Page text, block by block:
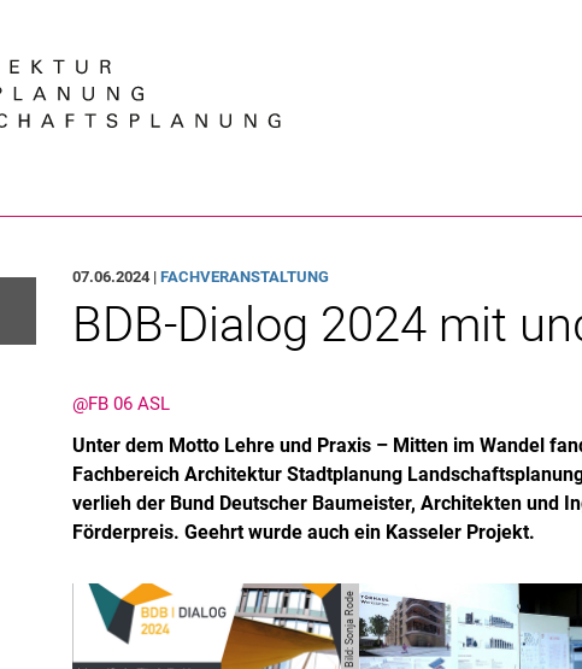
07.06.2024 |FACHVERANSTALTUNG
BDB-Dialog 2024 mit
@FB 06 ASL
Unter dem Motto Lehre und Praxis – Mitten im Wandel
Fachbereich Architektur Stadtplanung
verlieh der Bund Deutscher Baumeister, Architekten und
Förderpreis. Geehrt wurde auch ein Kasseler Projekt.
Bild: Sonja Rode